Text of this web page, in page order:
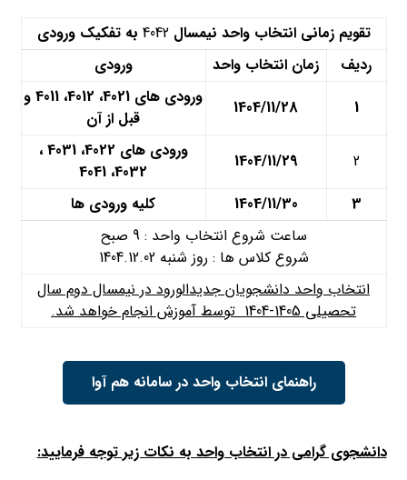
تقویم زمانی انتخاب واحد نیمسال4042 به تفکیک ورودی
ردیف
زمان انتخاب واحد
ورودی
1
1404/11/28
ورودی های 4021، 4012، 4011 و
قبل از آن
2
1404/11/29
ورودی های 4022، 4031 ،
4032، 4041
3
1404/11/30
کلیه ورودی ها
ساعت شروع انتخاب واحد : 9 صبح
شروع کلاس ها : روز شنبه 1404.12.02
انتخاب واحد دانشجویان جدیدالورود در نیمسال دوم سال
تحصیلی 1405-1404 توسط آموزش انجام خواهد شد.
راهنمای انتخاب واحد در سامانه هم آوا
دانشجوی گرامی در انتخاب واحد به نکات زیر توجه فرمایید: